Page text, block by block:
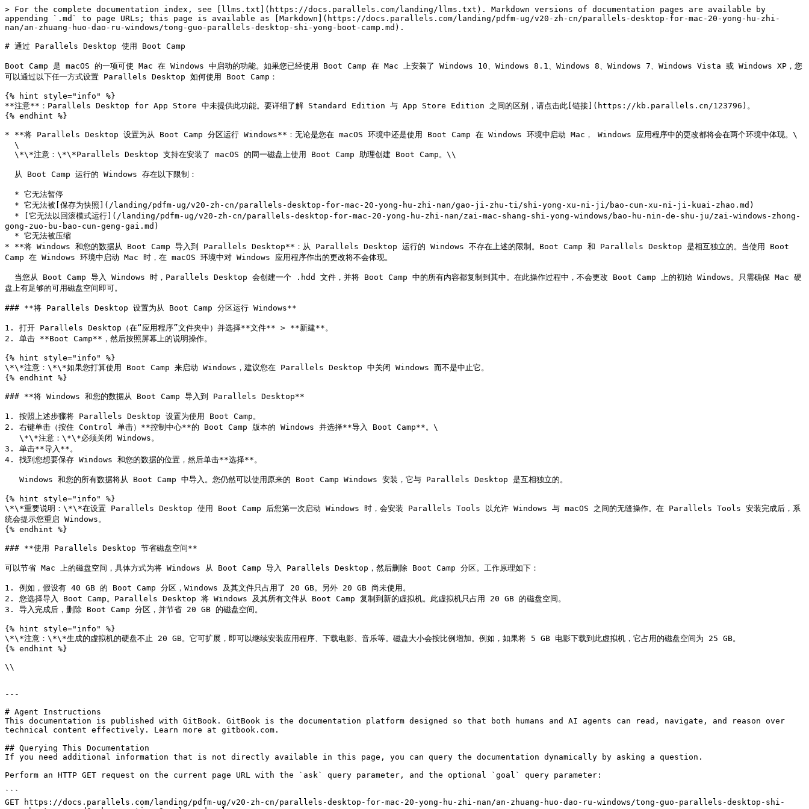
> For the complete documentation index, see [llms.txt](https://docs.parallels.com/landing/llms.txt). Markdown versions of documentation pages are available by
appending `.md` to page URLs; this page is available as [Markdown](https://docs.parallels.com/landing/pdfm-ug/v20-zh-cn/parallels-desktop-for-mac-20-yong-hu-zhi-
nan/an-zhuang-huo-dao-ru-windows/tong-guo-parallels-desktop-shi-yong-boot-camp.md).
# 通过 Parallels Desktop 使用 Boot Camp
Boot Camp 是 macOS 的一项可使 Mac 在 Windows 中启动的功能。如果您已经使用 Boot Camp 在 Mac 上安装了 Windows 10、Windows 8.1、Windows 8、Windows 7、Windows Vista 或 Windows XP，您
可以通过以下任一方式设置 Parallels Desktop 如何使用 Boot Camp：
{% hint style="info" %}
**注意**：Parallels Desktop for App Store 中未提供此功能。要详细了解 Standard Edition 与 App Store Edition 之间的区别，请点击此[链接](https://kb.parallels.cn/123796)。
{% endhint %}
* **将 Parallels Desktop 设置为从 Boot Camp 分区运行 Windows**：无论是您在 macOS 环境中还是使用 Boot Camp 在 Windows 环境中启动 Mac， Windows 应用程序中的更改都将会在两个环境中体现。\
gong-zuo-bu-bao-cun-geng-gai.md)
* **将 Windows 和您的数据从 Boot Camp 导入到 Parallels Desktop**：从 Parallels Desktop 运行的 Windows 不存在上述的限制。Boot Camp 和 Parallels Desktop 是相互独立的。当使用 Boot
Camp 在 Windows 环境中启动 Mac 时，在 macOS 环境中对 Windows 应用程序作出的更改将不会体现。
盘上有足够的可用磁盘空间即可。
### **将 Parallels Desktop 设置为从 Boot Camp 分区运行 Windows**
1. 打开 Parallels Desktop（在“应用程序”文件夹中）并选择**文件** > **新建**。
2. 单击 **Boot Camp**，然后按照屏幕上的说明操作。
{% hint style="info" %}
\*\*注意：\*\*如果您打算使用 Boot Camp 来启动 Windows，建议您在 Parallels Desktop 中关闭 Windows 而不是中止它。
{% endhint %}
### **将 Windows 和您的数据从 Boot Camp 导入到 Parallels Desktop**
1. 按照上述步骤将 Parallels Desktop 设置为使用 Boot Camp。
2. 右键单击（按住 Control 单击）**控制中心**的 Boot Camp 版本的 Windows 并选择**导入 Boot Camp**。\
3. 单击**导入**。
4. 找到您想要保存 Windows 和您的数据的位置，然后单击**选择**。
{% hint style="info" %}
\*\*重要说明：\*\*在设置 Parallels Desktop 使用 Boot Camp 后您第一次启动 Windows 时，会安装 Parallels Tools 以允许 Windows 与 macOS 之间的无缝操作。在 Parallels Tools 安装完成后，系
统会提示您重启 Windows。
{% endhint %}
### **使用 Parallels Desktop 节省磁盘空间**
可以节省 Mac 上的磁盘空间，具体方式为将 Windows 从 Boot Camp 导入 Parallels Desktop，然后删除 Boot Camp 分区。工作原理如下：
1. 例如，假设有 40 GB 的 Boot Camp 分区，Windows 及其文件只占用了 20 GB。另外 20 GB 尚未使用。
2. 您选择导入 Boot Camp。Parallels Desktop 将 Windows 及其所有文件从 Boot Camp 复制到新的虚拟机。此虚拟机只占用 20 GB 的磁盘空间。
3. 导入完成后，删除 Boot Camp 分区，并节省 20 GB 的磁盘空间。
{% hint style="info" %}
\*\*注意：\*\*生成的虚拟机的硬盘不止 20 GB。它可扩展，即可以继续安装应用程序、下载电影、音乐等。磁盘大小会按比例增加。例如，如果将 5 GB 电影下载到此虚拟机，它占用的磁盘空间为 25 GB。
{% endhint %}
\\
---
# Agent Instructions
This documentation is published with GitBook. GitBook is the documentation platform designed so that both humans and AI agents can read, navigate, and reason over
technical content effectively. Learn more at gitbook.com.
## Querying This Documentation
If you need additional information that is not directly available in this page, you can query the documentation dynamically by asking a question.
Perform an HTTP GET request on the current page URL with the `ask` query parameter, and the optional `goal` query parameter:
```
GET https://docs.parallels.com/landing/pdfm-ug/v20-zh-cn/parallels-desktop-for-mac-20-yong-hu-zhi-nan/an-zhuang-huo-dao-ru-windows/tong-guo-parallels-desktop-shi-